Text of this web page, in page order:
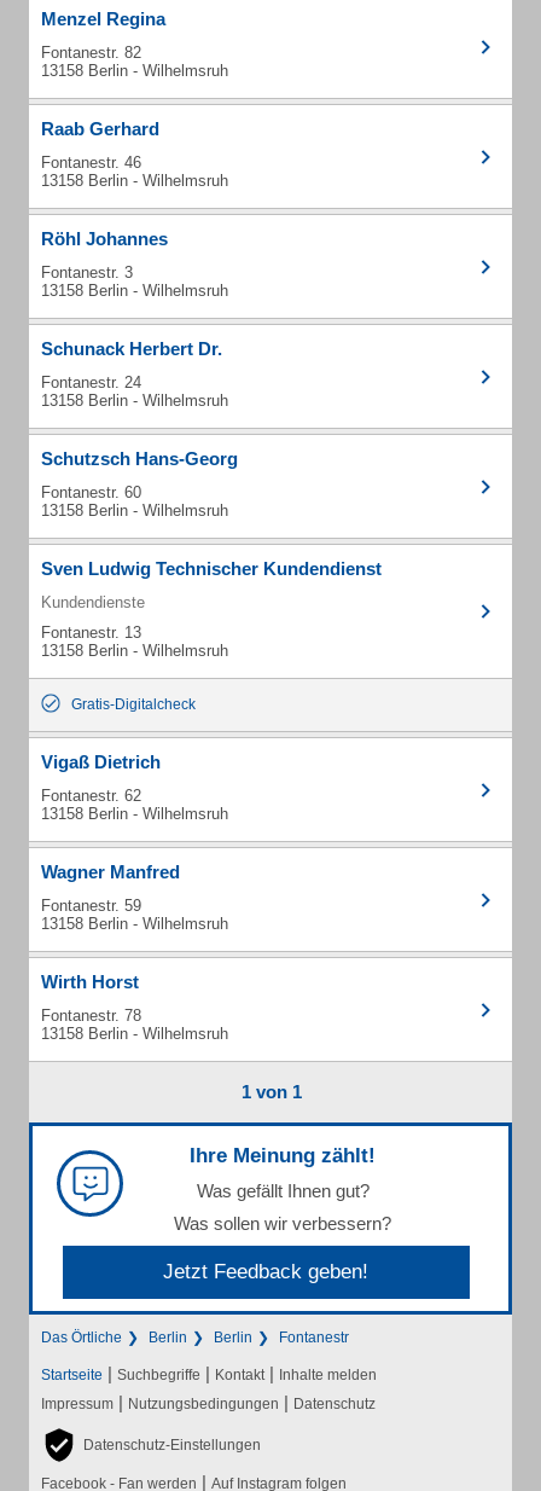
Menzel Regina
Fontanestr. 82
13158 Berlin - Wilhelmsruh
Raab Gerhard
Fontanestr. 46
13158 Berlin - Wilhelmsruh
Röhl Johannes
Fontanestr. 3
13158 Berlin - Wilhelmsruh
Schunack Herbert Dr.
Fontanestr. 24
13158 Berlin - Wilhelmsruh
Schutzsch Hans-Georg
Fontanestr. 60
13158 Berlin - Wilhelmsruh
Sven Ludwig Technischer Kundendienst
Kundendienste
Fontanestr. 13
13158 Berlin - Wilhelmsruh
Gratis-Digitalcheck
Vigaß Dietrich
Fontanestr. 62
13158 Berlin - Wilhelmsruh
Wagner Manfred
Fontanestr. 59
13158 Berlin - Wilhelmsruh
Wirth Horst
Fontanestr. 78
13158 Berlin - Wilhelmsruh
1 von 1
Ihre Meinung zählt!
Was gefällt Ihnen gut?
Was sollen wir verbessern?
Jetzt Feedback geben!
Das Örtliche Berlin Berlin Fontanestr
Startseite | Suchbegriffe | Kontakt | Inhalte melden
Impressum | Nutzungsbedingungen | Datenschutz
Datenschutz-Einstellungen
Facebook - Fan werden | Auf Instagram folgen